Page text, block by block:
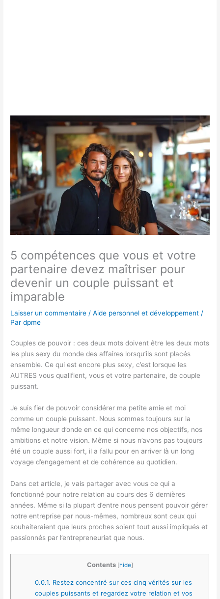
5 compétences que vous et votre
partenaire devez maîtriser pour
devenir un couple puissant et
imparable
Laisser un commentaire /Aide personnel et développement /
Pardpme
Couples de pouvoir : ces deux mots doivent être les deux mots
les plus sexy du monde des affaires lorsqu’ils sont placés
ensemble. Ce qui est encore plus sexy, c’est lorsque les
AUTRES vous qualifient, vous et votre partenaire, de couple
puissant.
Je suis fier de pouvoir considérer ma petite amie et moi
comme un couple puissant. Nous sommes toujours sur la
même longueur d’onde en ce qui concerne nos objectifs, nos
ambitions et notre vision. Même si nous n’avons pas toujours
été un couple aussi fort, il a fallu pour en arriver là un long
voyage d’engagement et de cohérence au quotidien.
Dans cet article, je vais partager avec vous ce qui a
fonctionné pour notre relation au cours des 6 dernières
années. Même si la plupart d’entre nous pensent pouvoir gérer
notre entreprise par nous-mêmes, nombreux sont ceux qui
souhaiteraient que leurs proches soient tout aussi impliqués et
passionnés par l’entrepreneuriat que nous.
Contents [hide]
0.0.1. Restez concentré sur ces cinq vérités sur les
couples puissants et regardez votre relation et vos